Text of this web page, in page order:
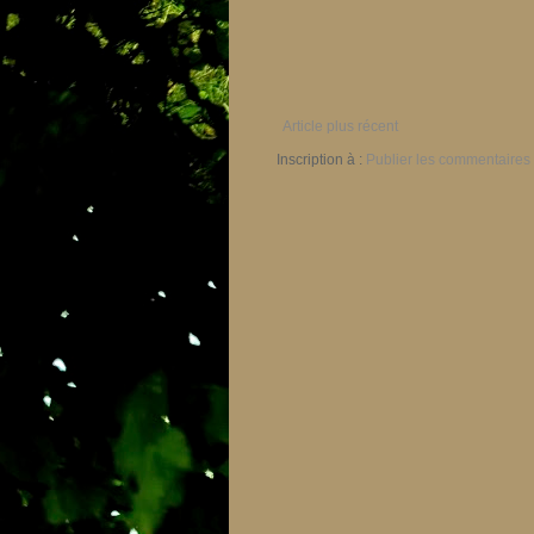
Article plus récent
Inscription à : Publier les commentaires